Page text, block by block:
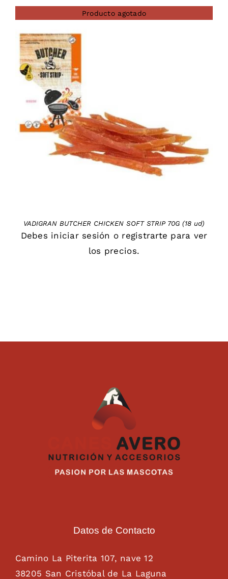
Producto agotado
VADIGRAN BUTCHER CHICKEN SOFT STRIP 70G (18 ud)
Debes iniciar sesión o registrarte para ver
los precios.
Datos de Contacto
Camino La Piterita 107, nave 12
38205 San Cristóbal de La Laguna